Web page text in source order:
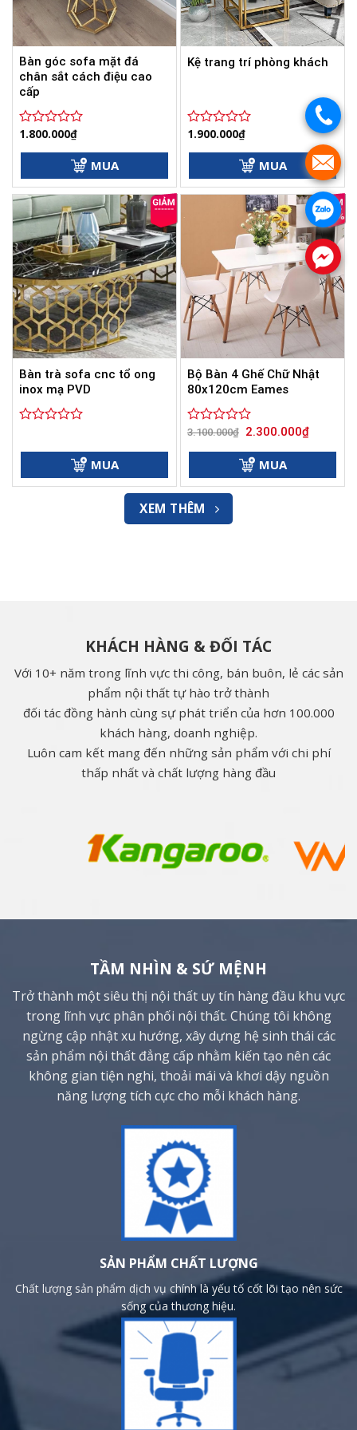
Bàn góc sofa mặt đá
chân sắt cách điệu cao
cấp
Được
5
sao
1.800.000₫
MUA
Kệ trang trí phòng khách
Được
5
sao
1.900.000₫
MUA
Bàn trà sofa cnc tổ ong
inox mạ PVD
5
MUA
-26%
Bộ Bàn 4 Ghế Chữ Nhật
80x120cm Eames
Được
5
sao
3.100.000₫ Giá
gốc
là:
3.100.000₫.
2.300.000₫Giá
hiện
tại
MUA
XEM THÊM
KHÁCH HÀNG & ĐỐI TÁC
Với 10+ năm trong lĩnh vực thi công, bán buôn, lẻ các sản
phẩm nội thất tự hào trở thành
đối tác đồng hành cùng sự phát triển của hơn 100.000
khách hàng, doanh nghiệp.
Luôn cam kết mang đến những sản phẩm với chi phí
thấp nhất và chất lượng hàng đầu
TẦM NHÌN & SỨ MỆNH
Trở thành một siêu thị nội thất uy tín hàng đầu khu vực
trong lĩnh vực phân phối nội thất. Chúng tôi không
ngừng cập nhật xu hướng, xây dựng hệ sinh thái các
sản phẩm nội thất đẳng cấp nhằm kiến tạo nên các
không gian tiện nghi, thoải mái và khơi dậy nguồn
năng lượng tích cực cho mỗi khách hàng.
SẢN PHẨM CHẤT LƯỢNG
Chất lượng sản phẩm dịch vụ chính là yếu tố cốt lõi tạo nên sức
sống của thương hiệu.
.
.
.
.